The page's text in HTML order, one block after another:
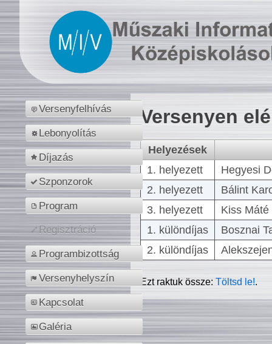
Versenyfelhívás
Lebonyolítás
Díjazás
Szponzorok
Program
Regisztráció
Programbizottság
Versenyhelyszín
Kapcsolat
Galéria
Versenyen
Helyezések
1. helyezett
Hegyesi
2. helyezett
Bálint
3. helyezett
Kiss
1. különdíjas
Bosznai
2. különdíjas
Ezt raktuk össze:Töltsd le!.